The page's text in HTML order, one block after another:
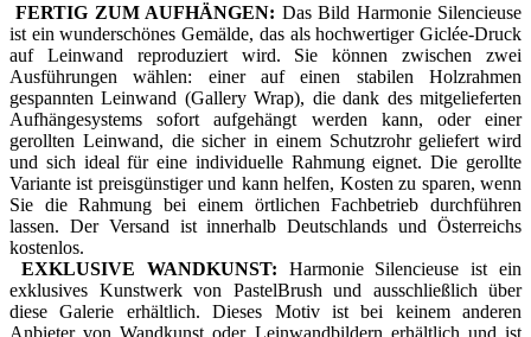
FERTIG ZUM AUFHÄNGEN: Das Bild Harmonie Silencieuse
ist ein wunderschönes Gemälde, das als hochwertiger Giclée-Druck
auf Leinwand reproduziert wird. Sie können zwischen zwei
Ausführungen wählen: einer auf einen stabilen Holzrahmen
gespannten Leinwand (Gallery Wrap), die dank des mitgelieferten
Aufhängesystems sofort aufgehängt werden kann, oder einer
gerollten Leinwand, die sicher in einem Schutzrohr geliefert wird
und sich ideal für eine individuelle Rahmung eignet. Die gerollte
Variante ist preisgünstiger und kann helfen, Kosten zu sparen, wenn
Sie die Rahmung bei einem örtlichen Fachbetrieb durchführen
lassen. Der Versand ist innerhalb Deutschlands und Österreichs
kostenlos.
EXKLUSIVE WANDKUNST: Harmonie Silencieuse ist ein
exklusives Kunstwerk von PastelBrush und ausschließlich über
diese Galerie erhältlich. Dieses Motiv ist bei keinem anderen
Anbieter von Wandkunst oder Leinwandbildern erhältlich und ist